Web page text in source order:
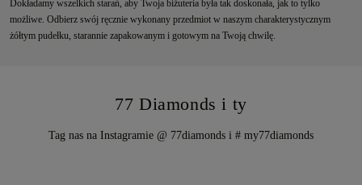
Dokładamy wszelkich starań, aby Twoja biżuteria była tak doskonała, jak to tylko
możliwe. Odbierz swój ręcznie wykonany przedmiot w naszym charakterystycznym
żółtym pudełku, starannie zapakowanym i gotowym na Twoją chwilę.
77 Diamonds i ty
Tag nas na Instagramie @ 77diamonds i # my77diamonds